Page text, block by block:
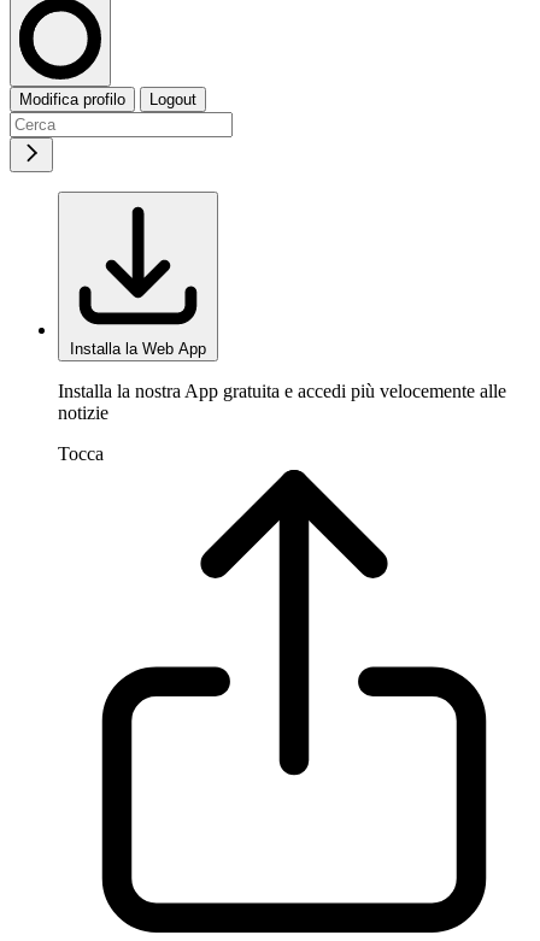
Modifica profilo Logout
Installa la Web App
Installa la nostra App gratuita e accedi più velocemente alle
notizie
Tocca